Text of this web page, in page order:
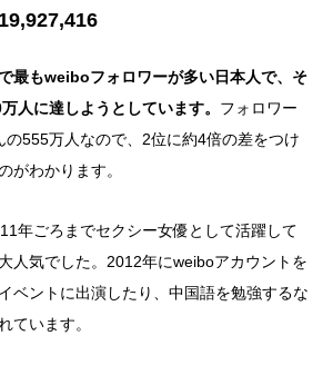
19,927,416
最もweiboフォロワーが多い日本人で、そ
人に達しようとしています。 フォロワー
の555万人なので、2位に約4倍の差をつけ
がわかります。
年ごろまでセクシー女優として活躍して
人気でした。2012年にweiboアカウントを
ベントに出演したり、中国語を勉強するな
ています。